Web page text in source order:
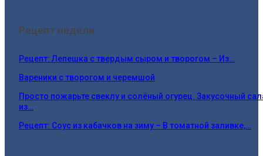
Рецепт недели:
Рецепт: Лепешка с твердым сыром и творогом – Из…
Вареники с творогом и черемшой
Просто пожарьте свеклу и солёный огурец. Закусочный
из…
Рецепт: Соус из кабачков на зиму – В томатной заливке,…